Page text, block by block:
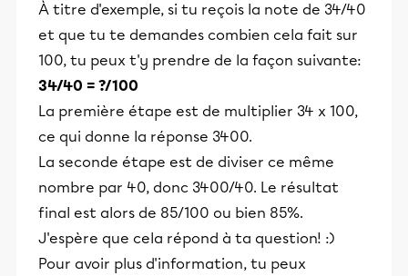
À titre d'exemple, si tu reçois la note de 34/40
et que tu te demandes combien cela fait sur
100, tu peux t'y prendre de la façon suivante:
34/40 = ?/100
La première étape est de multiplier 34 x 100,
ce qui donne la réponse 3400.
La seconde étape est de diviser ce même
nombre par 40, donc 3400/40. Le résultat
final est alors de 85/100 ou bien 85%.
J'espère que cela répond à ta question! :)
Pour avoir plus d'information, tu peux